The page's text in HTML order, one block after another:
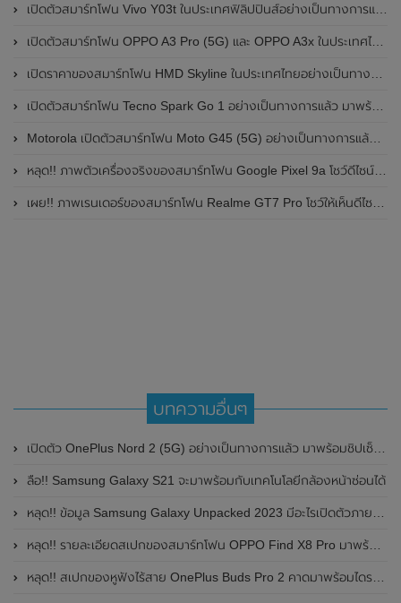
เปิดตัวสมาร์ทโฟน Vivo Y03t ในประเทศฟิลิปปินส์อย่างเป็นทางการแล้ว มาพร้อมชิปเซ็ต Unisoc T612 , กล้องหลัง ความละเอียด 13MP , แบตเตอรี่ 5,000mAh และหน้าจอแสดงผล LCD / 90Hz
เปิดตัวสมาร์ทโฟน OPPO A3 Pro (5G) และ OPPO A3x ในประเทศไทยอย่างเป็นทางการแล้ว ในราคาเริ่มต้นเพียง 3,999 บาท
เปิดราคาของสมาร์ทโฟน HMD Skyline ในประเทศไทยอย่างเป็นทางการแล้ว ราคา 14,990 บาท
เปิดตัวสมาร์ทโฟน Tecno Spark Go 1 อย่างเป็นทางการแล้ว มาพร้อมหน้าจอแสดงผล LCD / 120Hz , แบตเตอรี่ 5,000mAh และใช้ชิปเซ็ต Unisoc
Motorola เปิดตัวสมาร์ทโฟน Moto G45 (5G) อย่างเป็นทางการแล้วในอินเดีย
หลุด!! ภาพตัวเครื่องจริงของสมาร์ทโฟน Google Pixel 9a โชว์ดีไซน์ใหม่ กล้องหลังแบนราบ ไม่มีกรอบของกล้องแล้ว
เผย!! ภาพเรนเดอร์ของสมาร์ทโฟน Realme GT7 Pro โชว์ให้เห็นดีไซน์ใหม่ พร้อมเผยรายละเอียดสเปกที่สำคัญบางส่วน
บทความอื่นๆ
เปิดตัว OnePlus Nord 2 (5G) อย่างเป็นทางการแล้ว มาพร้อมชิปเซ็ต Dimensity 1200-AI , กล้องหลังความละเอียดสูงถึง 50MP และรองรับการชาร์จไวแบบ Warp Charge ที่ 65W
ลือ!! Samsung Galaxy S21 จะมาพร้อมกับเทคโนโลยีกล้องหน้าซ่อนได้
หลุด!! ข้อมูล Samsung Galaxy Unpacked 2023 มีอะไรเปิดตัวภายในงานนี้บ้างไปดูกันครับ
หลุด!! รายละเอียดสเปกของสมาร์ทโฟน OPPO Find X8 Pro มาพร้อมชิปเซ็ต Dimensity 9400 และกล้องหลัง 4 ตัว พร้อมเลนส์ Telephoto (Periscope) แบบคู่
หลุด!! สเปกของหูฟังไร้สาย OnePlus Buds Pro 2 คาดมาพร้อมไดรเวอร์คู่ และแบตเตอรี่สามารถใช้งานนานถึง 38 ชั่วโมง